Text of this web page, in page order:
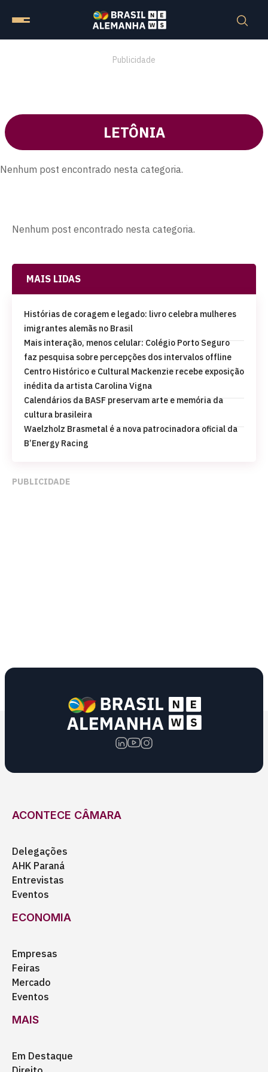
Publicidade
LETÔNIA
Nenhum post encontrado nesta categoria.
Nenhum post encontrado nesta categoria.
MAIS LIDAS
Histórias de coragem e legado: livro celebra mulheres
imigrantes alemãs no Brasil
Mais interação, menos celular: Colégio Porto Seguro
faz pesquisa sobre percepções dos intervalos offline
Centro Histórico e Cultural Mackenzie recebe exposição
inédita da artista Carolina Vigna
Calendários da BASF preservam arte e memória da
cultura brasileira
Waelzholz Brasmetal é a nova patrocinadora oficial da
B’Energy Racing
PUBLICIDADE
ACONTECE CÂMARA
Delegações
AHK Paraná
Entrevistas
Eventos
ECONOMIA
Empresas
Feiras
Mercado
Eventos
MAIS
Em Destaque